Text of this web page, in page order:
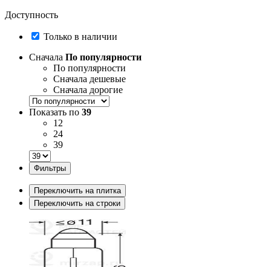
Доступность
Только в наличии
Сначала По популярности
По популярности
Сначала дешевые
Сначала дорогие
Показать по 39
12
24
39
Фильтры
Переключить на плитка
Переключить на строки